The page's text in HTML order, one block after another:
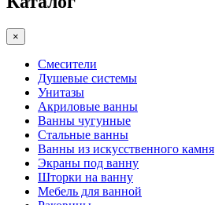
×
Смесители
Душевые системы
Унитазы
Акриловые ванны
Ванны чугунные
Стальные ванны
Ванны из искусственного камня
Экраны под ванну
Шторки на ванну
Мебель для ванной